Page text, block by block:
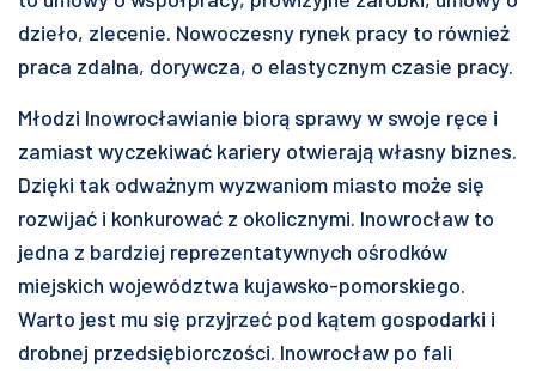
dzieło, zlecenie. Nowoczesny rynek pracy to również
praca zdalna, dorywcza, o elastycznym czasie pracy.
Młodzi Inowrocławianie biorą sprawy w swoje ręce i
zamiast wyczekiwać kariery otwierają własny biznes.
Dzięki tak odważnym wyzwaniom miasto może się
rozwijać i konkurować z okolicznymi. Inowrocław to
jedna z bardziej reprezentatywnych ośrodków
miejskich województwa kujawsko-pomorskiego.
Warto jest mu się przyjrzeć pod kątem gospodarki i
drobnej przedsiębiorczości. Inowrocław po fali